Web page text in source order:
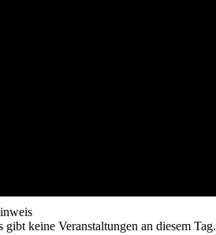
gibt keine Veranstaltungen an diesem Tag.